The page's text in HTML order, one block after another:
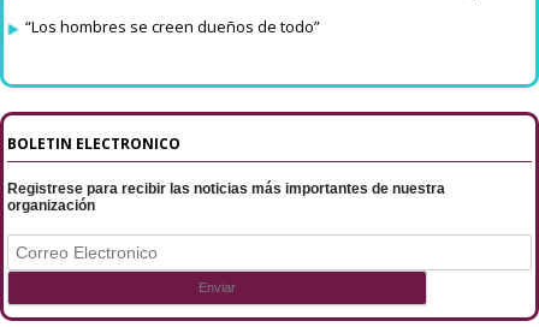
“Los hombres se creen dueños de todo”
BOLETIN ELECTRONICO
Registrese para recibir las noticias más importantes de nuestra
organización